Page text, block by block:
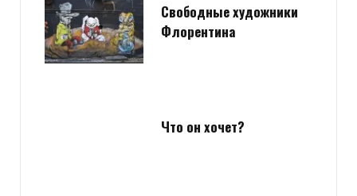
Свободные художники
Флорентина
Что он хочет?